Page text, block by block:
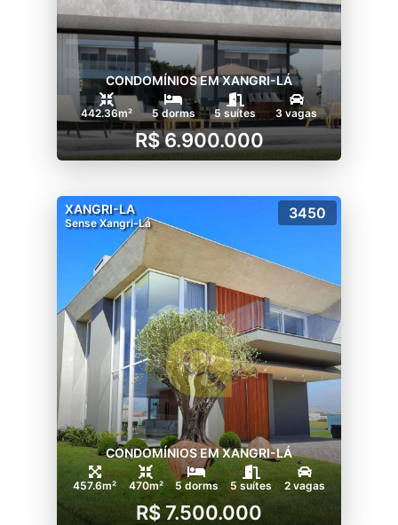
CONDOMÍNIOS EM XANGRI-LÁ
442.36m² 5 dorms 5 suítes 3 vagas
R$ 6.900.000
XANGRI-LA
Sense Xangri-Lá
3450
CONDOMÍNIOS EM XANGRI-LÁ
457.6m² 470m² 5 dorms 5 suítes 2 vagas
R$ 7.500.000